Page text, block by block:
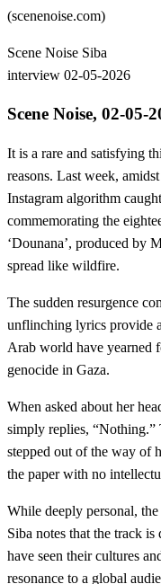
Scene Noise Siba
interview 02-05-2026
Scene Noise, 02-05-
It is a rare and satisfying
reasons. Last week,
Instagram algorithm
commemorating the
‘Dounana’, produced by
spread like wildfire.
The sudden resurgence
unflinching lyrics provide
Arab world have yearned
genocide in Gaza.
When asked about her
simply replies, “Nothing.”
stepped out of the way of
the paper with no
While deeply personal, the
Siba notes that the track
have seen their cultures
resonance to a global